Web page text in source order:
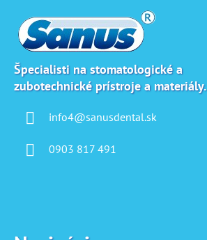
Špecialisti na stomatologické a
zubotechnické prístroje a materiály.
info4@sanusdental.sk
0903 817 491